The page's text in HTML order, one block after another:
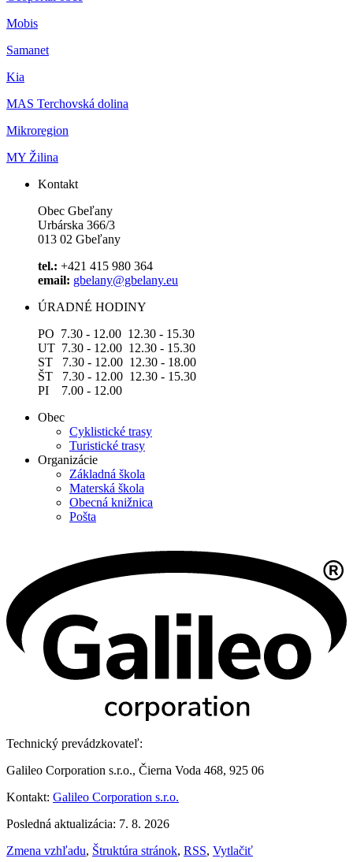
Mobis
Samanet
Kia
MAS Terchovská dolina
Mikroregion
MY Žilina
Kontakt
Obec Gbeľany
Urbárska 366/3
013 02 Gbeľany
tel.: +421 415 980 364
email: gbelany@gbelany.eu
ÚRADNÉ HODINY
PO 7.30 - 12.00 12.30 - 15.30
UT 7.30 - 12.00 12.30 - 15.30
ST 7.30 - 12.00 12.30 - 18.00
ŠT 7.30 - 12.00 12.30 - 15.30
PI 7.00 - 12.00
Obec
Cyklistické trasy
Turistické trasy
Organizácie
Základná škola
Materská škola
Obecná knižnica
Pošta
Technický prevádzkovateľ:
Galileo Corporation s.r.o., Čierna Voda 468, 925 06
Kontakt: Galileo Corporation s.r.o.
Posledná aktualizácia: 7. 8. 2026
Zmena vzhľadu, Štruktúra stránok, RSS, Vytlačiť